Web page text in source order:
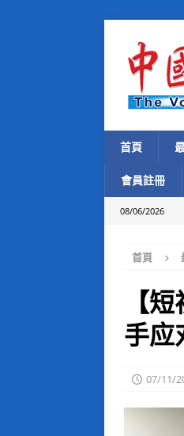
首頁
會員註冊
08/06/2026
首頁
【
手应
07/11/